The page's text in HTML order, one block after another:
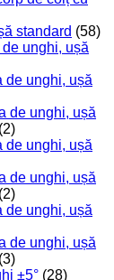
standard (58)
de unghi, ușă
de unghi, ușă
de unghi, ușă
(2)
de unghi, ușă
de unghi, ușă
(2)
de unghi, ușă
de unghi, ușă
(3)
±5° (28)